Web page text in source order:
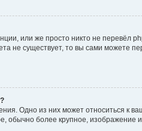
или же просто никто не перевёл
не существует, то вы сами
Одно из них может относиться к
более крупное, изображение